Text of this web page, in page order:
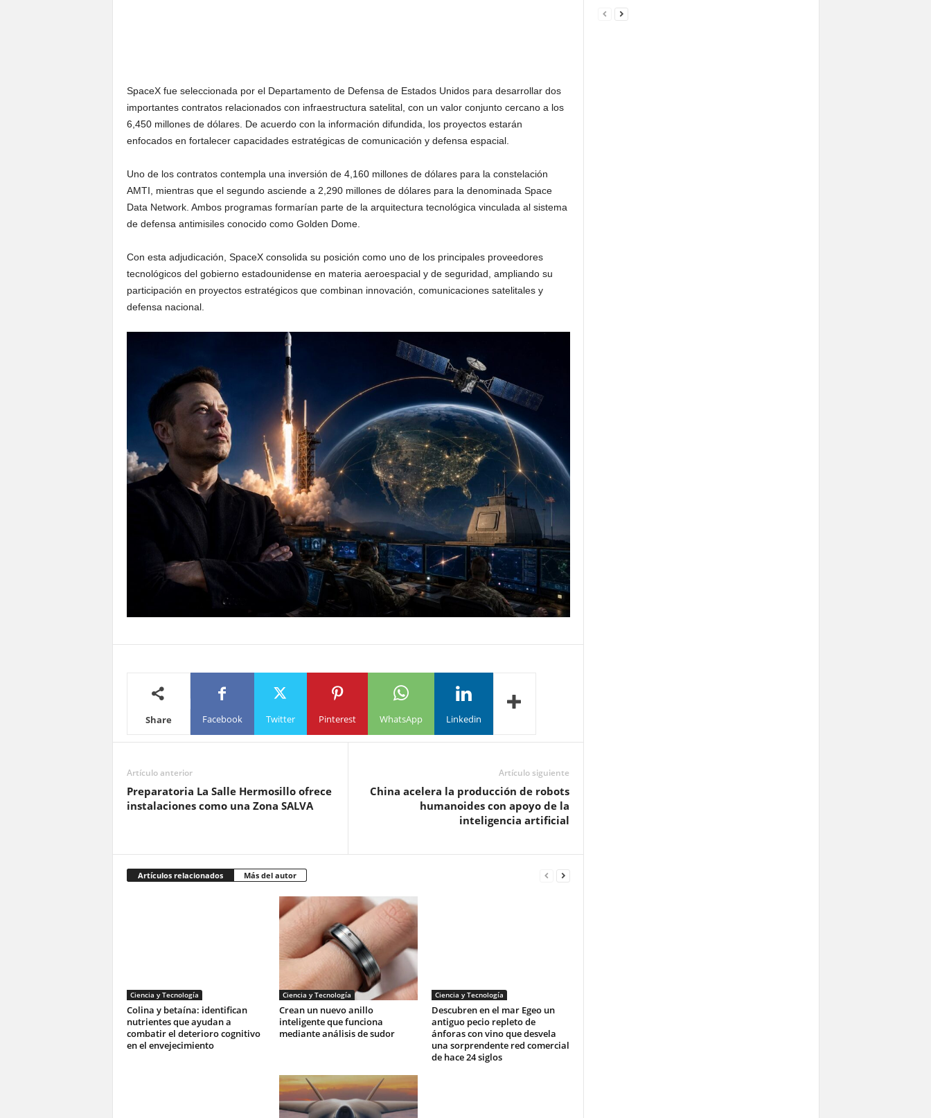
SpaceX fue seleccionada por el Departamento de Defensa de Estados Unidos para desarrollar dos
importantes contratos relacionados con infraestructura satelital, con un valor conjunto cercano a los
6,450 millones de dólares. De acuerdo con la información difundida, los proyectos estarán
enfocados en fortalecer capacidades estratégicas de comunicación y defensa espacial.
Uno de los contratos contempla una inversión de 4,160 millones de dólares para la constelación
AMTI, mientras que el segundo asciende a 2,290 millones de dólares para la denominada Space
Data Network. Ambos programas formarían parte de la arquitectura tecnológica vinculada al sistema
de defensa antimisiles conocido como Golden Dome.
Con esta adjudicación, SpaceX consolida su posición como uno de los principales proveedores
tecnológicos del gobierno estadounidense en materia aeroespacial y de seguridad, ampliando su
participación en proyectos estratégicos que combinan innovación, comunicaciones satelitales y
defensa nacional.
Share Facebook Twitter Pinterest WhatsApp Linkedin
Artículo anterior
Preparatoria La Salle Hermosillo ofrece
instalaciones como una Zona SALVA
Artículo siguiente
China acelera la producción de robots
humanoides con apoyo de la
inteligencia artificial
Artículos relacionados Más del autor
Ciencia y Tecnología
Colina y betaína: identifican
nutrientes que ayudan a
combatir el deterioro cognitivo
en el envejecimiento
Ciencia y Tecnología
Crean un nuevo anillo
inteligente que funciona
mediante análisis de sudor
Ciencia y Tecnología
Descubren en el mar Egeo un
antiguo pecio repleto de
ánforas con vino que desvela
una sorprendente red comercial
de hace 24 siglos